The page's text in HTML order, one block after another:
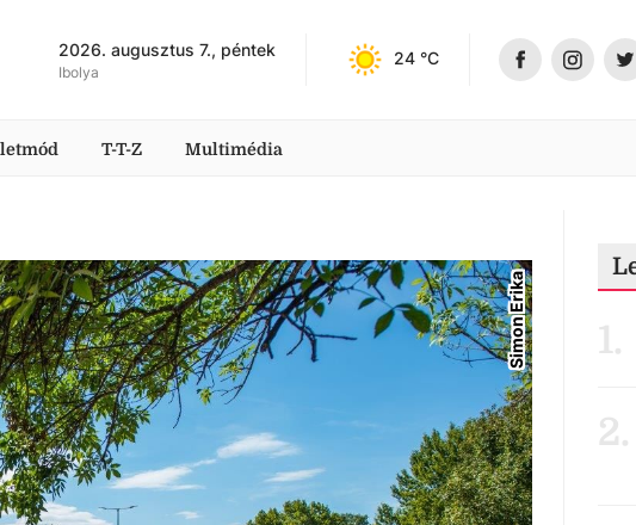
2026. augusztus 7., péntek
Ibolya
24 °C
T-T-Z Multimédia
Simon Erika 1.
2.